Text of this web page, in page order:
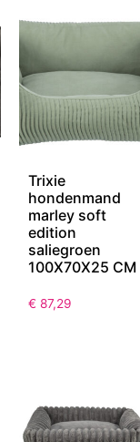
Trixie
hondenmand
marley soft
edition
saliegroen
100X70X25 CM
€ 87,29